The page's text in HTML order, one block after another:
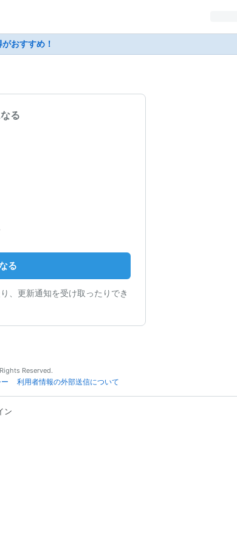
おすすめ！
る
る
、更新通知を受け取ったりでき
Reserved.
利用者情報の外部送信について
ン